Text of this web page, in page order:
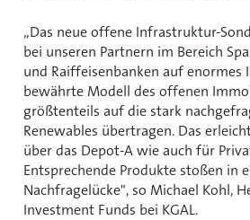
Das neue offene Infrastruktur-
bei unseren Partnern im Bereich
und Raiffeisenbanken auf enormes
bewährte Modell des offenen
größtenteils auf die stark
Renewables übertragen. Das
über das Depot-A wie auch für
Entsprechende Produkte stoßen in
Nachfragelücke", so Michael Kohl,
Investment Funds bei KGAL.